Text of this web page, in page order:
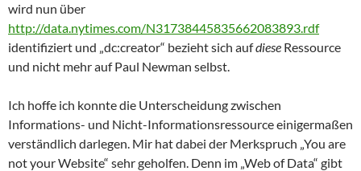
wird nun über
http://data.nytimes.com/N31738445835662083893.rdf
identifiziert und „dc:creator“ bezieht sich aufdiese Ressource
und nicht mehr auf Paul Newman selbst.
Ich hoffe ich konnte die Unterscheidung zwischen
Informations- und Nicht-Informationsressource einigermaßen
verständlich darlegen. Mir hat dabei der Merkspruch „You are
not your Website“ sehr geholfen. Denn im „Web of Data“ gibt